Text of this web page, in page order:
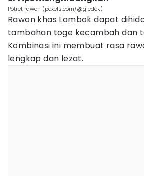
Potret rawon (pexels.com/@gledek)
Rawon khas Lombok dapat
tambahan toge kecambah dan
Kombinasi ini membuat rasa
lengkap dan lezat.